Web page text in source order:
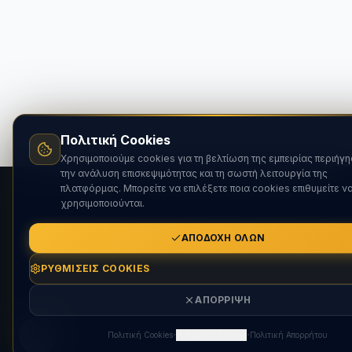
Πολιτική Cookies
Χρησιμοποιούμε cookies για τη βελτίωση της εμπειρίας
την ανάλυση επισκεψιμότητας και τη σωστή λειτουργία της
πλατφόρμας. Μπορείτε να επιλέξετε ποια cookies επιθυμείτε
χρησιμοποιούνται.
ΑΠΟΔΟΧΉ ΌΛΩΝ
ΡΥΘΜΊΣΕΙΣ COOKIES
ΑΠΌΡΡΙΨΗ
Πολιτική Cookies· ·Πολιτική Απορρήτου